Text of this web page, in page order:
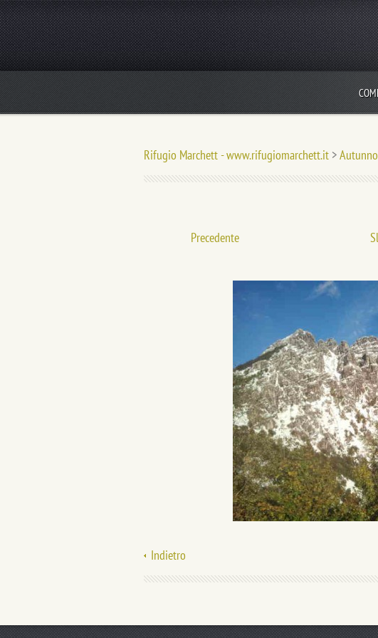
Rifugio Marchett - www.rifugiomarchett.it >
Precedente
Indietro